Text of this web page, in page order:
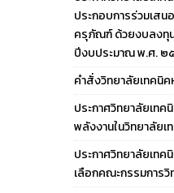
ประกอบการร่วมเส
ครุภัณฑ์ ด้วยงบลงทุน
ปีงบประมาณ พ.ศ.
คำสั่งวิทยาลัยเทคนิ
ประกาศวิทยาลัยเทค
พลังงานในวิทยาลัยเ
ประกาศวิทยาลัยเทค
เลือกคณะกรรมการวิ